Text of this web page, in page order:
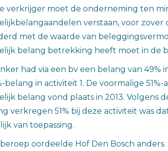
verkrijger moet de onderneming ten
verstaan, voor
met de waarde van
belang betrekking heeft moet in de
had via een bv een belang van
belang in activiteit 1. De voormalige
belang vond plaats in 2013. Volgens
verkregen 51% bij deze activiteit was
van toepassing.
oordeelde Hof Den Bosch